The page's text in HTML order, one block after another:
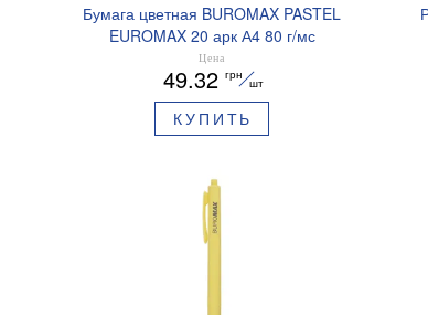
Бумага цветная BUROMAX PASTEL
EUROMAX 20 арк А4 80 г/мс
BM.2721220E-08
Цена
49.32 грн
шт
КУПИТЬ